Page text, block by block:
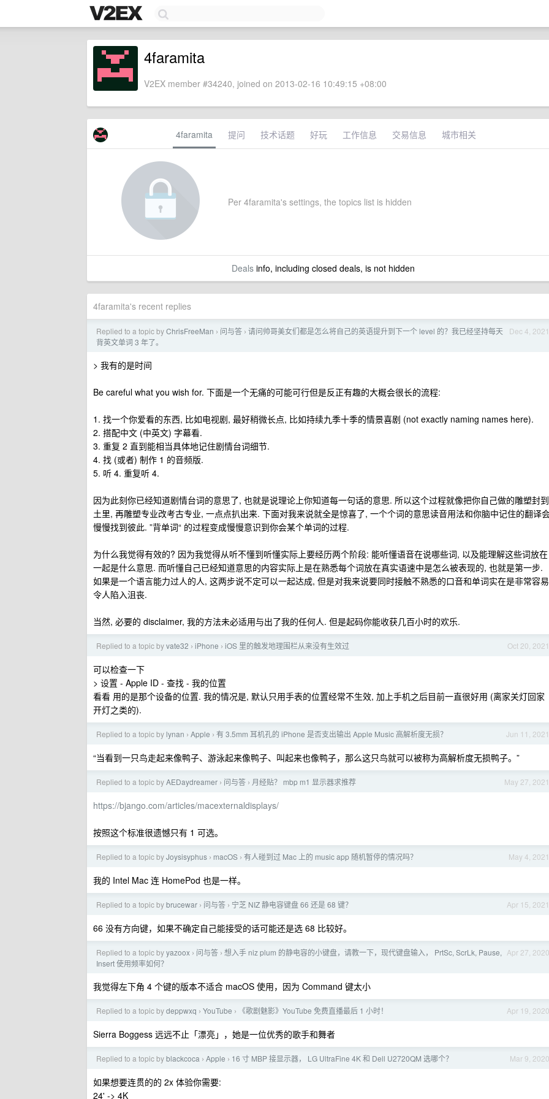
4faramita
V2EX member #34240, joined on 2013-02-16 10:49:15 +08:00
4faramita 提问 技术话题 好玩 工作信息 交易信息 城市相关
Per 4faramita's settings, the topics list is hidden
Dealsinfo, including closed deals, is not hidden
4faramita's recent replies
Dec 4, 2021
Replied to a topic byChrisFreeMan › 问与答 › 请问帅哥美女们都是怎么将自己的英语提升到下一个 level 的？我已经坚持每天
背英文单词 3 年了。
> 我有的是时间
Be careful what you wish for. 下面是一个无痛的可能可行但是反正有趣的大概会很长的流程:
1. 找一个你爱看的东西, 比如电视剧, 最好稍微长点, 比如持续九季十季的情景喜剧 (not exactly naming names here).
2. 搭配中文 (中英文) 字幕看.
3. 重复 2 直到能相当具体地记住剧情台词细节.
4. 找 (或者) 制作 1 的音频版.
5. 听 4. 重复听 4.
因为此刻你已经知道剧情台词的意思了, 也就是说理论上你知道每一句话的意思. 所以这个过程就像把你自己做的雕塑封到
土里, 再雕塑专业改考古专业, 一点点扒出来. 下面对我来说就全是惊喜了, 一个个词的意思读音用法和你脑中记住的翻译
慢慢找到彼此. ”背单词“ 的过程变成慢慢意识到你会某个单词的过程.
为什么我觉得有效的? 因为我觉得从听不懂到听懂实际上要经历两个阶段: 能听懂语音在说哪些词, 以及能理解这些词放在
一起是什么意思. 而听懂自己已经知道意思的内容实际上是在熟悉每个词放在真实语速中是怎么被表现的, 也就是第一步.
如果是一个语言能力过人的人, 这两步说不定可以一起达成, 但是对我来说要同时接触不熟悉的口音和单词实在是非常容易
令人陷入沮丧.
当然, 必要的 disclaimer, 我的方法未必适用与出了我的任何人. 但是起码你能收获几百小时的欢乐.
Oct 20, 2021
Replied to a topic byvate32 › iPhone › iOS 里的触发地理围栏从来没有生效过
可以检查一下
> 设置 - Apple ID - 查找 - 我的位置
看看 用的是那个设备的位置. 我的情况是, 默认只用手表的位置经常不生效, 加上手机之后目前一直很好用 (离家关灯回家
开灯之类的).
Jun 11, 2021
Replied to a topic by lynan › Apple › 有 3.5mm 耳机孔的 iPhone 是否支出输出 Apple Music 高解析度无损？
“当看到一只鸟走起来像鸭子、游泳起来像鸭子、叫起来也像鸭子，那么这只鸟就可以被称为高解析度无损鸭子。”
May 27, 2021
Replied to a topic byAEDaydreamer › 问与答 › 月经贴？ mbp m1 显示器求推荐
https://bjango.com/articles/macexternaldisplays/
按照这个标准很遗憾只有 1 可选。
May 4, 2021
Replied to a topic byJoysisyphus › macOS › 有人碰到过 Mac 上的 music app 随机暂停的情况吗？
我的 Intel Mac 连 HomePod 也是一样。
Apr 15, 2021
Replied to a topic bybrucewar › 问与答 › 宁芝 NIZ 静电容键盘 66 还是 68 键？
66 没有方向键，如果不确定自己能接受的话可能还是选 68 比较好。
Apr 27, 2020
Replied to a topic byyazoox › 问与答 › 想入手 niz plum 的静电容的小键盘，请教一下，现代键盘输入， PrtSc, ScrLk, Pause,
Insert 使用频率如何？
我觉得左下角 4 个键的版本不适合 macOS 使用，因为 Command 键太小
Apr 19, 2020
Replied to a topic bydeppwxq › YouTube › 《歌剧魅影》YouTube 免费直播最后 1 小时！
Sierra Boggess 远远不止「漂亮」，她是一位优秀的歌手和舞者
Mar 9, 2020
Replied to a topic byblackcoca › Apple › 16 寸 MBP 接显示器， LG UltraFine 4K 和 Dell U2720QM 选哪个？
如果想要连贯的的 2x 体验你需要:
24' -> 4K